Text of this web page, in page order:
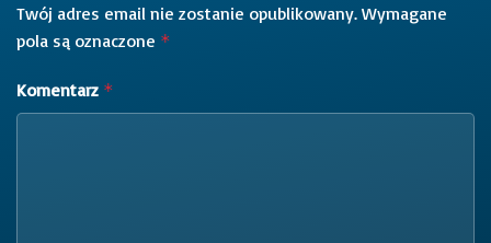
Twój adres email nie zostanie opublikowany. Wymagane
pola są oznaczone *
Komentarz *